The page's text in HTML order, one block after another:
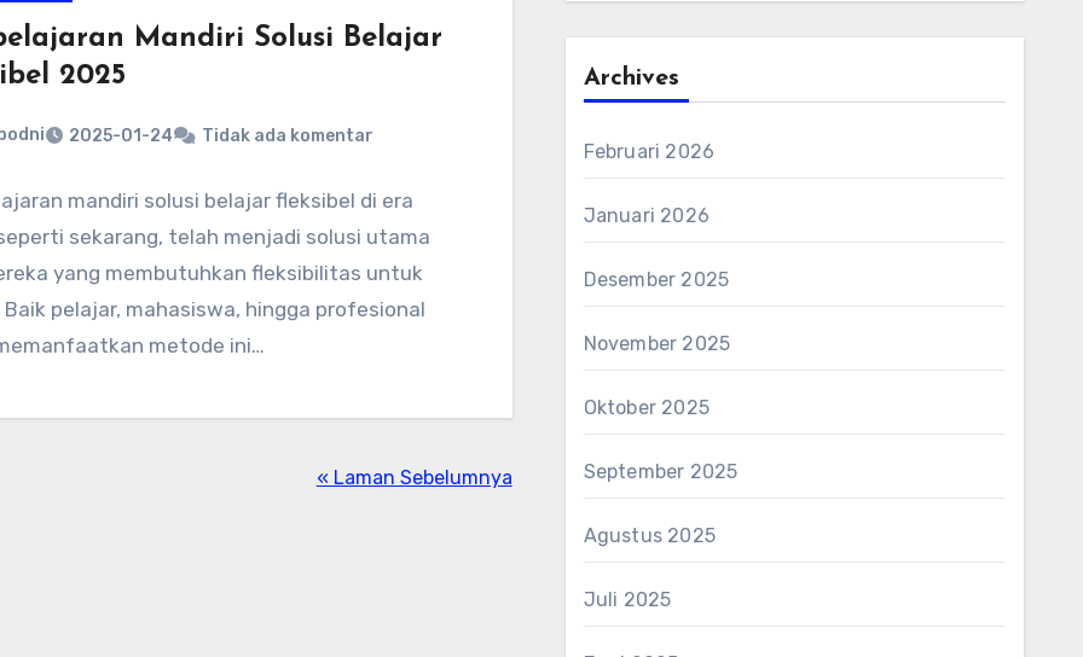
Mandiri Solusi Belajar
2025
2025-01-24 Tidak ada komentar
mandiri solusi belajar fleksibel di era
sekarang, telah menjadi solusi utama
yang membutuhkan fleksibilitas untuk
Baik pelajar, mahasiswa, hingga profesional
metode ini…
« Laman Sebelumnya
Archives
Februari 2026
Januari 2026
Desember 2025
November 2025
Oktober 2025
September 2025
Agustus 2025
Juli 2025